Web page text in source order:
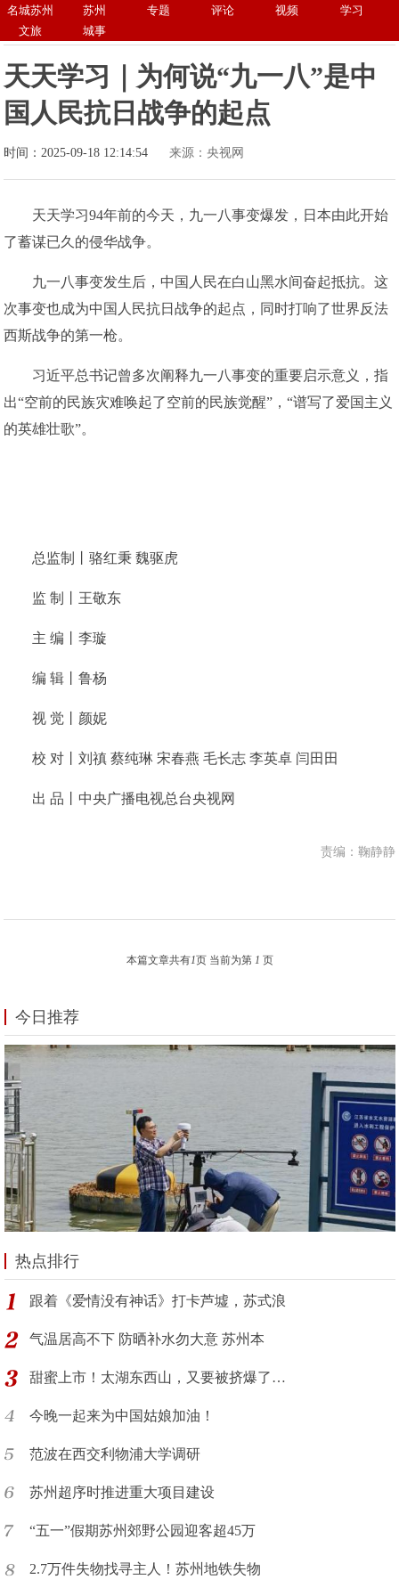
名城苏州 苏州 专题 评论 视频
学习
文旅
城事
天天学习｜为何说“九一八”是中
国人民抗日战争的起点
时间：2025-09-18 12:14:54 来源：央视网
天天学习94年前的今天，九一八事变爆发，日本由此开始
了蓄谋已久的侵华战争。
九一八事变发生后，中国人民在白山黑水间奋起抵抗。这
次事变也成为中国人民抗日战争的起点，同时打响了世界反法
西斯战争的第一枪。
习近平总书记曾多次阐释九一八事变的重要启示意义，指
出“空前的民族灾难唤起了空前的民族觉醒”，“谱写了爱国主义
的英雄壮歌”。
总监制丨骆红秉 魏驱虎
监 制丨王敬东
主 编丨李璇
编 辑丨鲁杨
视 觉丨颜妮
校 对丨刘禛 蔡纯琳 宋春燕 毛长志 李英卓 闫田田
出 品丨中央广播电视总台央视网
责编：鞠静静
本篇文章共有1页 当前为第 1 页
今日推荐
热点排行
跟着《爱情没有神话》打卡芦墟，苏式浪
气温居高不下 防晒补水勿大意 苏州本
甜蜜上市！太湖东西山，又要被挤爆了…
今晚一起来为中国姑娘加油！
范波在西交利物浦大学调研
苏州超序时推进重大项目建设
“五一”假期苏州郊野公园迎客超45万
2.7万件失物找寻主人！苏州地铁失物